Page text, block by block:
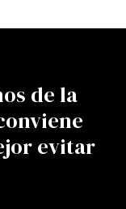
de la
evitar